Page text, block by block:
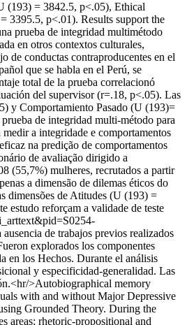
(193) = 3842.5, p<.05), Ethical
3395.5, p<.01). Results support the
prueba de integridad multimétodo
en otros contextos culturales,
de conductas contraproducentes en el
que se habla en el Perú, se
total de la prueba correlacionó
del supervisor (r=.18, p<.05). Las
y Comportamiento Pasado (U (193)=
de integridad multi-método para
a integridade e comportamentos
na predição de comportamentos
de avaliação dirigido a
(55,7%) mulheres, recrutados a partir
a dimensão de dilemas éticos do
dimensões de Atitudes (U (193) =
estudo reforçam a validade de teste
de trabajos previos realizados
explorados los componentes
en los Hechos. Durante el análisis
y especificidad-generalidad. Las
>Autobiographical memory
with and without Major Depressive
Grounded Theory. During the
areas; rhetoric-propositional and